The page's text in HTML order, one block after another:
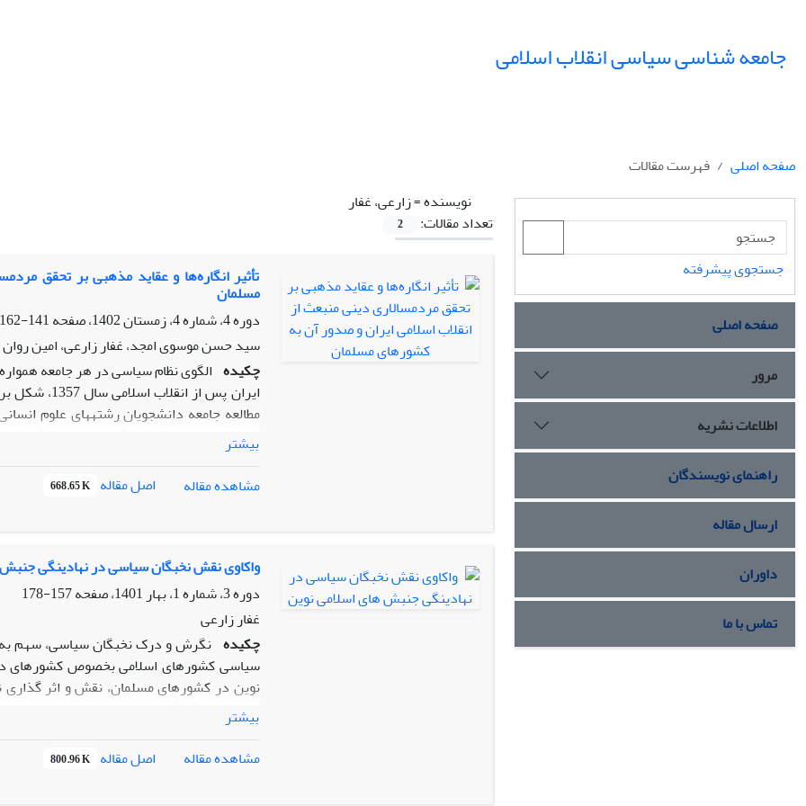
جامعه شناسی سیاسی انقلاب اسلامی
صفحه اصلی
فهرست مقالات
نویسنده =زارعی، غفار
تعداد مقالات:
2
تأثیر انگاره‌ها و عقاید مذهبی بر تحقق
مسلمان
دوره 4، شماره 4، زمستان 1402، صفحه
141-162
سید حسن موسوی امجد، غفار زارعی، امین
چکیده الگوی نظام سیاسی در هر جامعه
ایران پس
مطالعه جامعه دانشجویان رشته­های علوم
یافته ها نشان می­دهد تحقق الگوی
قرار دارد. همچنین از منظر دیپلماسی
مطرح است اینکه پیوند دین و ارزشهای سیاسی
تبلیغ الگوی سکولاریسم از یک طرف و نفی
بیشتر
مشاهده مقاله
اصل مقاله 668.65 K
واکاوی نقش نخبگان سیاسی در نهادینگی
دوره 3، شماره 1، بهار 1401، صفحه
157-178
غفار زارعی
چکیده نگرش و درک نخبگان سیاسی، سهم به
سیاسی کشورهای اسلامی بخصوص کشورهای
نوین در کشورهای مسلمان، نقش و اثر
نقش در چگونگی تبیین و تفسیر مفاهیم،
مطلوبیت حکومت متاثر از بینش نخبگان
روش گردآوری کتابخانه ای است. مقاله به
جنبش های اسلامی نوین در جهان اسلام
بیشتر
مشاهده مقاله
اصل مقاله 800.96 K
جستجوی پیشرفته
صفحه اصلی
مرور
اطلاعات نشریه
راهنمای نویسندگان
ارسال مقاله
داوران
تماس با ما